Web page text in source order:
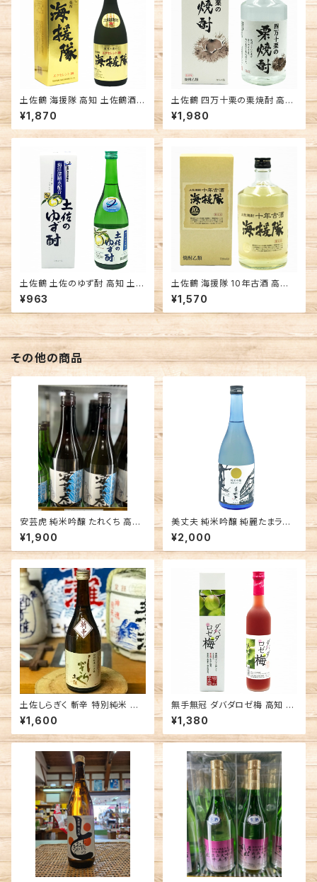
土佐鶴 海援隊 高知 土佐鶴酒造
米焼酎
¥1,870
土佐鶴 四万十栗の栗焼酎 高知
土佐鶴酒造 焼酎
¥1,980
土佐鶴 土佐のゆず酎 高知 土佐
鶴酒造 リキュール
¥963
土佐鶴 海援隊 10年古酒 高知
土佐鶴酒造 焼酎
¥1,570
その他の商品
安芸虎 純米吟醸 たれくち 高知
有光酒造場 日本酒
¥1,900
美丈夫 純米吟醸 純麗たまラベ
ル 高知 濱川商店 日本酒 辛口
¥2,000
土佐しらぎく 斬辛 特別純米 広
島県産八反錦 仙頭酒造場 日本
酒 高知 辛口
¥1,600
無手無冠 ダバダロゼ梅 高知 無
手無冠 リキュール 梅酒
¥1,380